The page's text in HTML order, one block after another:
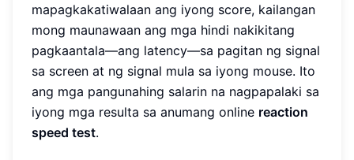
mapagkakatiwalaan ang iyong score, kailangan
mong maunawaan ang mga hindi nakikitang
pagkaantala—ang latency—sa pagitan ng signal
sa screen at ng signal mula sa iyong mouse. Ito
ang mga pangunahing salarin na nagpapalaki sa
iyong mga resulta sa anumang online reaction
speed test.